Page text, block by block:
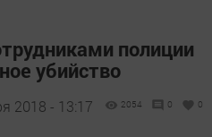
полиции
убийство
2018 - 13:17 2054 0 0